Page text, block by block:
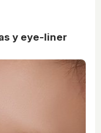
y eye-liner